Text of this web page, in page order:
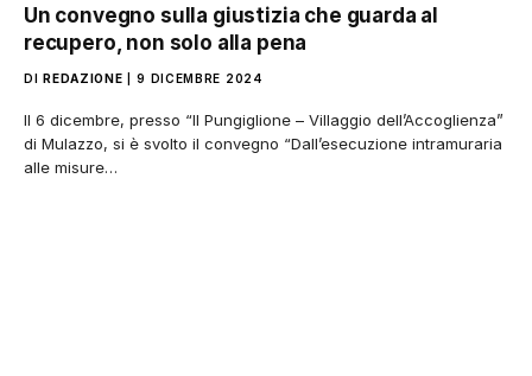
Un convegno sulla giustizia che guarda al
recupero, non solo alla pena
DI REDAZIONE 9 DICEMBRE 2024
Il 6 dicembre, presso “Il Pungiglione – Villaggio dell’Accoglienza”
di Mulazzo, si è svolto il convegno “Dall’esecuzione intramuraria
alle misure…